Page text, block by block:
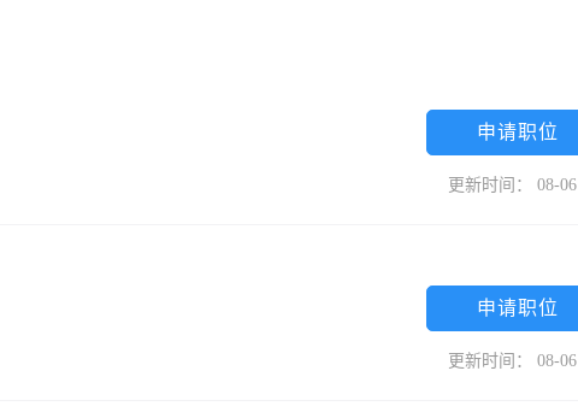
申请职位
更新时间： 08-06
申请职位
更新时间： 08-06